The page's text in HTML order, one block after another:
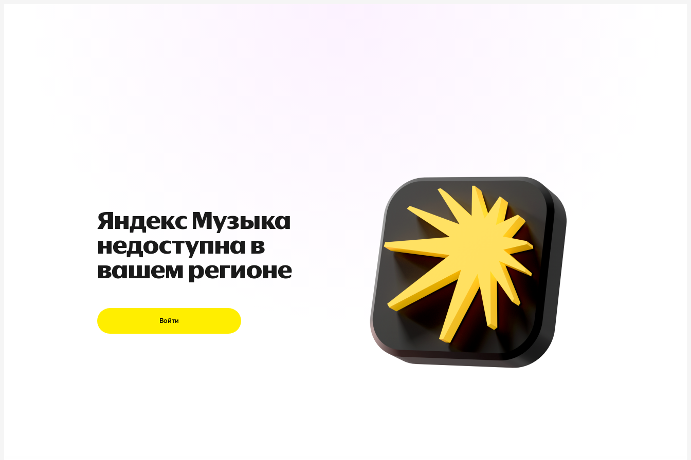
Яндекс Музыка
недоступна в
вашем регионе
Войти